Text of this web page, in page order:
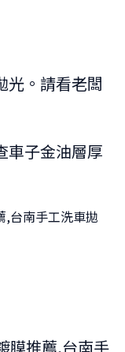
光。請看老闆
子金油層厚